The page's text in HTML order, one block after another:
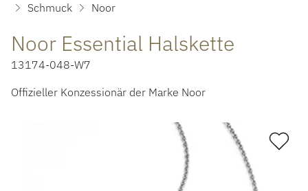
Schmuck Noor
Noor Essential Halskette
13174-048-W7
Offizieller Konzessionär der Marke Noor